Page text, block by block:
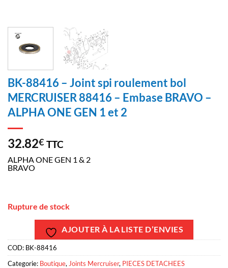
BK-88416 – Joint spi roulement bol
MERCRUISER 88416 – Embase BRAVO –
ALPHA ONE GEN 1 et 2
32.82€ TTC
ALPHA ONE GEN 1 & 2
BRAVO
Rupture de stock
AJOUTER À LA LISTE D’ENVIES
COD: BK-88416
Categorie: Boutique, Joints Mercruiser, PIECES DETACHEES